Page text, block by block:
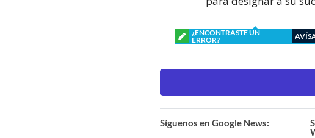
¿ENCONTRASTE UN
ERROR?
Síguenos en Google News: